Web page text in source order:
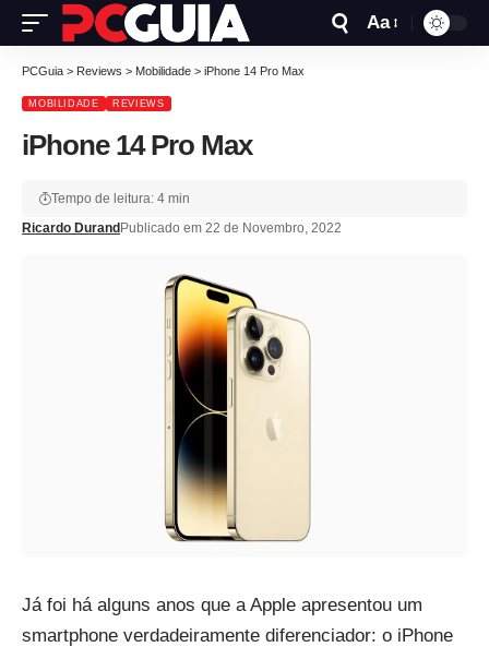
Aa
PCGuia > Reviews > Mobilidade > iPhone 14 Pro Max
MOBILIDADE REVIEWS
iPhone 14 Pro Max
Ricardo Durand Publicado em 22 de Novembro, 2022
Tempo de leitura: 4 min
Já foi há alguns anos que a Apple apresentou um
smartphone verdadeiramente diferenciador: o iPhone